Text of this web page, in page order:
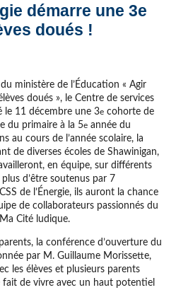
démarre une 3e
doués !
ministère de l’Éducation « Agir
doués », le Centre de services
le 11 décembre une 3ecohorte de
du primaire à la 5eannée du
au cours de l’année scolaire, la
de diverses écoles de Shawinigan,
en équipe, sur différents
d’être soutenus par 7
de l’Énergie, ils auront la chance
de collaborateurs passionnés du
Cité ludique.
la conférence d’ouverture du
par M. Guillaume Morissette,
les élèves et plusieurs parents
fait de vivre avec un haut potentiel